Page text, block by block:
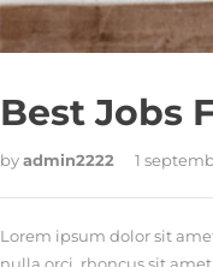
Best Jobs
byadmin2222 1
Lorem ipsum dolor sit
nulla orci, rhoncus sit